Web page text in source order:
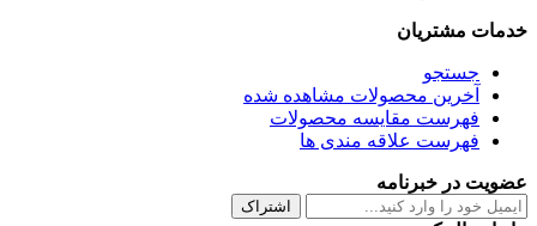
خدمات مشتریان
جستجو
آخرین محصولات مشاهده شده
فهرست مقایسه محصولات
فهرست علاقه مندی ها
عضویت در خبرنامه
اشتراک